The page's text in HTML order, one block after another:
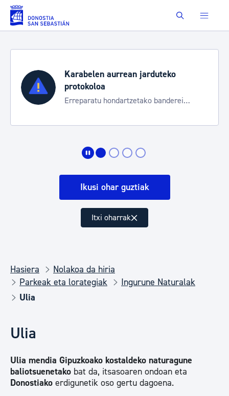
Eduki nagusira joan Buscar
Karabelen aurrean jarduteko
protokoloa
Erreparatu hondartzetako banderei
Ikusi ohar guztiak
Itxi oharrak
Hasiera
Nolakoa da hiria
Parkeak eta lorategiak
Ingurune Naturalak
Ulia
Ulia
Ulia mendia Gipuzkoako kostaldeko naturagune
baliotsuenetako bat da, itsasoaren ondoan eta
Donostiako erdigunetik oso gertu dagoena.